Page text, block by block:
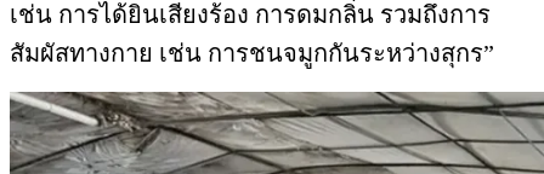
เช่น การได้ยินเสียงร้อง การดมกลิ่น รวมถึงการ
สัมผัสทางกาย เช่น การชนจมูกกันระหว่างสุกร”